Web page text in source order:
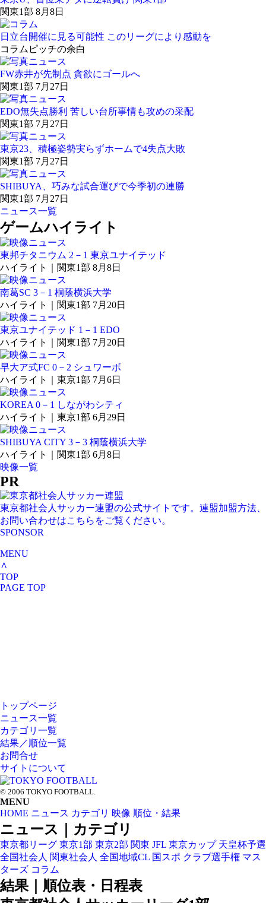
関東1部 8月8日
日立台開催に見る可能性 このリーグにより感動を
コラム ピッチの余白
FW赤井が先制点 貪欲にゴールへ
関東1部 7月27日
EDO無失点勝利 苦しい台所事情も攻めの采配
関東1部 7月27日
東京23、積極姿勢実らずホームで4失点大敗
関東1部 7月27日
SHIBUYA、巧みな試合運びで今季初の連勝
関東1部 7月27日
ニュース一覧
ゲームハイライト
東邦チタニウム 2－1 東京ユナイテッド
ハイライト｜関東1部 8月8日
南葛SC 3－1 桐蔭横浜大学
ハイライト｜関東1部 7月20日
東京ユナイテッド 1－1 EDO
ハイライト｜関東1部 7月20日
早大ア式FC 0－2 シュワーボ
ハイライト｜東京1部 7月6日
KOREA 0－1 しながわシティ
ハイライト｜東京1部 6月29日
SHIBUYA CITY 3－3 桐蔭横浜大学
ハイライト｜関東1部 6月8日
映像一覧
PR
東京都社会人サッカー連盟の公式サイトです。連盟加盟方法、
お問い合わせはこちらをご覧ください。
SPONSOR
MENU
∧
TOP
PAGE TOP
HOME
NEWS
CATEGORY
RANK
PAGETOP
トップページ
ニュース一覧
カテゴリ一覧
結果／順位一覧
お問合せ
サイトについて
© 2006 TOKYO FOOTBALL.
MENU
HOME ニュース カテゴリ 映像 順位・結果
ニュース｜カテゴリ
東京都リーグ 東京1部 東京2部 関東 JFL 東京カップ 天皇杯予選
全国社会人 関東社会人 全国地域CL 国スポ クラブ選手権 マス
ターズ コラム
結果｜順位表・日程表